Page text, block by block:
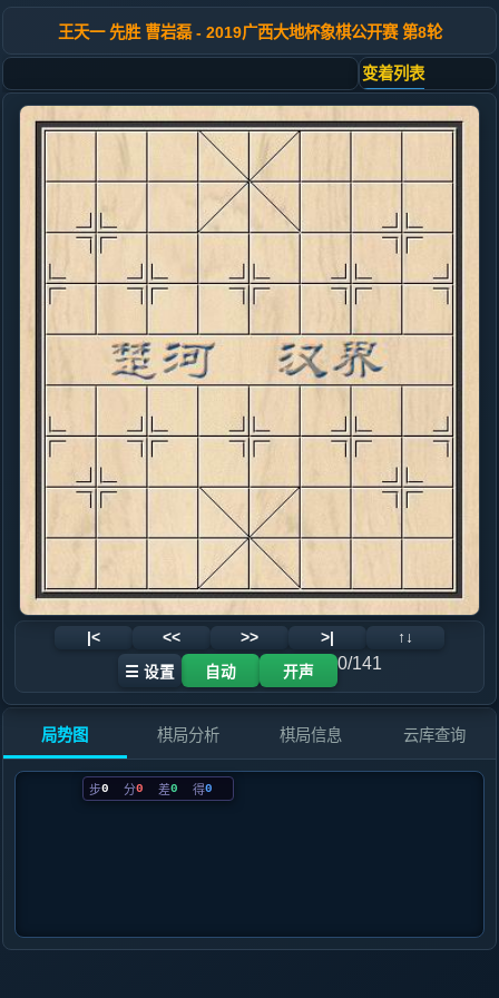
王天一 先胜 曹岩磊 - 2019广西大地杯象棋公开赛 第8轮
变着列表
|< << >> >| ↑↓
☰ 设置 自动 开声 0/141
局势图 棋局分析 棋局信息 云库查询
步0 分0 差0 得0